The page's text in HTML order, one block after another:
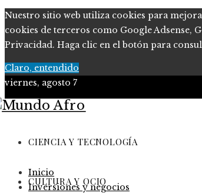
Nuestro sitio web utiliza cookies para
cookies de terceros como Google Adsense,
Privacidad. Haga clic en el botón para
Claro, entendido
viernes, agosto 7
Ciencia y tecnología
Inversiones y negocios
CIENCIA Y TECNOLOGÍA
CULTURA Y OCIO
Inicio
Inversiones y negocios